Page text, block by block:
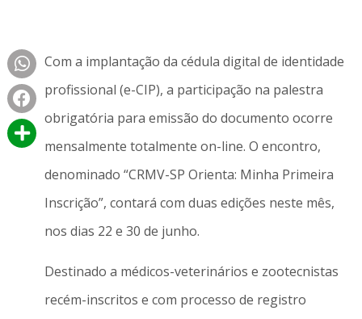
Com a implantação da cédula digital de identidade
profissional (e-CIP), a participação na palestra
obrigatória para emissão do documento ocorre
mensalmente totalmente on-line. O encontro,
denominado “CRMV-SP Orienta: Minha Primeira
Inscrição”, contará com duas edições neste mês,
nos dias 22 e 30 de junho.
Destinado a médicos-veterinários e zootecnistas
recém-inscritos e com processo de registro